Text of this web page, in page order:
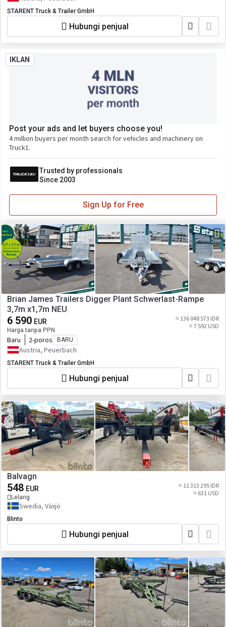
STARENT Truck & Trailer GmbH
Hubungi penjual
IKLAN
Post your ads and let buyers choose you!
4 million buyers per month search for vehicles and machinery on
Truck1.
Trusted by professionals
Since 2003
Sign Up for Free
Brian James Trailers Digger Plant Schwerlast-Rampe
3,7m x1,7m NEU
6 590 EUR
Harga tanpa PPN
≈ 136 048 573 IDR
≈ 7 592 USD
Baru 2-poros BARU
Austria, Peuerbach
STARENT Truck & Trailer GmbH
Hubungi penjual
Balvagn
548 EUR
Lelang
≈ 11 313 295 IDR
≈ 631 USD
Swedia, Växjö
Blinto
Hubungi penjual